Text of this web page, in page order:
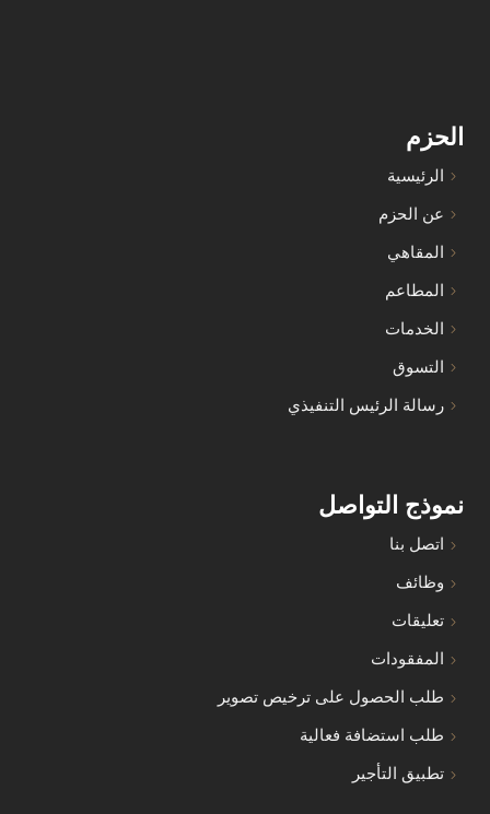
الحزم
الرئيسية
عن الحزم
المقاهي
المطاعم
الخدمات
التسوق
رسالة الرئيس التنفيذي
نموذج التواصل
اتصل بنا
وظائف
تعليقات
المفقودات
طلب الحصول على ترخيص تصوير
طلب استضافة فعالية
تطبيق التأجير